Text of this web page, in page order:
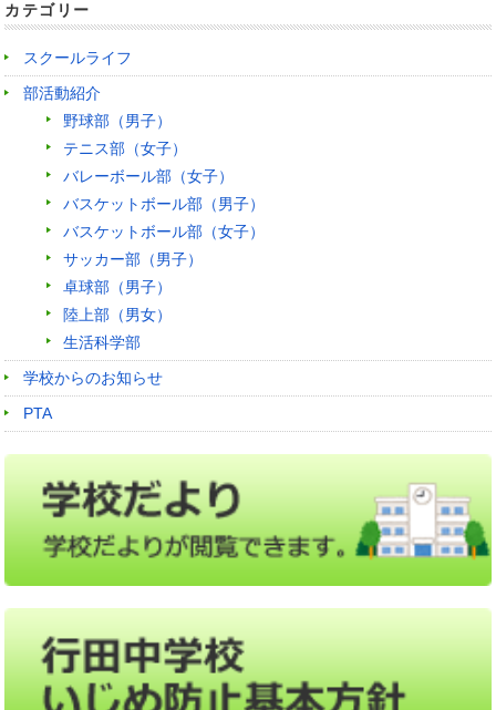
カテゴリー
スクールライフ
部活動紹介
野球部（男子）
テニス部（女子）
バレーボール部（女子）
バスケットボール部（男子）
バスケットボール部（女子）
サッカー部（男子）
卓球部（男子）
陸上部（男女）
生活科学部
学校からのお知らせ
PTA